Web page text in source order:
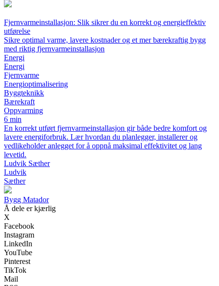
Fjernvarmeinstallasjon: Slik sikrer du en korrekt og energieffektiv
utførelse
Sikre optimal varme, lavere kostnader og et mer bærekraftig bygg
med riktig fjernvarmeinstallasjon
Energi
Energi
Fjernvarme
Energioptimalisering
Byggteknikk
Bærekraft
Oppvarming
6 min
En korrekt utført fjernvarmeinstallasjon gir både bedre komfort og
lavere energiforbruk. Lær hvordan du planlegger, installerer og
vedlikeholder anlegget for å oppnå maksimal effektivitet og lang
levetid.
Ludvik Sæther
Ludvik
Sæther
Bygg Matador
Å dele er kjærlig
X
Facebook
Instagram
LinkedIn
YouTube
Pinterest
TikTok
Mail